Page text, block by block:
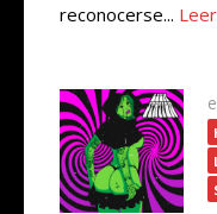
reconocerse...